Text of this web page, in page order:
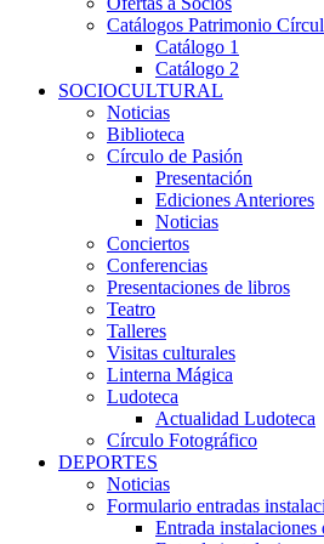
Catálogos Patrimonio
Catálogo 1
Catálogo 2
SOCIOCULTURAL
Noticias
Biblioteca
Círculo de Pasión
Presentación
Ediciones Anteriores
Noticias
Conciertos
Conferencias
Presentaciones de libros
Teatro
Talleres
Visitas culturales
Linterna Mágica
Ludoteca
Actualidad Ludoteca
Círculo Fotográfico
DEPORTES
Noticias
Formulario entradas
Entrada